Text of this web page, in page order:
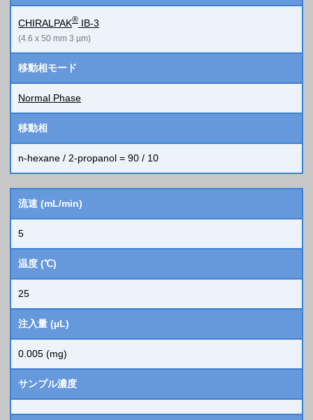
CHIRALPAK® IB-3
(4.6 x 50 mm 3 µm)
移動相モード
Normal Phase
移動相
n-hexane / 2-propanol = 90 / 10
流速 (mL/min)
5
温度 (℃)
25
注入量 (µL)
0.005 (mg)
サンプル濃度